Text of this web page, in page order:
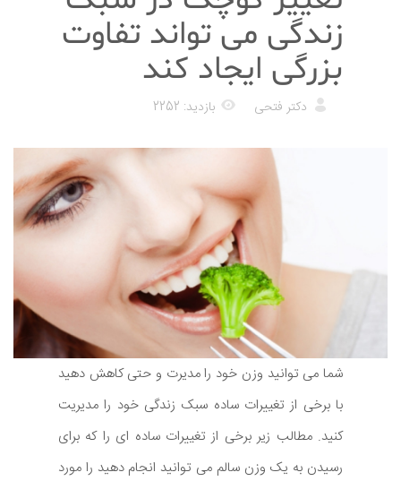
زندگی می تواند تفاوت
بزرگی ایجاد کند
دکتر فتحی بازدید: 2252
شما می توانید وزن خود را مدیرت و حتی کاهش دهید
با برخی از تغییرات ساده سبک زندگی خود را مدیریت
کنید. مطالب زیر برخی از تغییرات ساده ای را که برای
رسیدن به یک وزن سالم می توانید انجام دهید را مورد